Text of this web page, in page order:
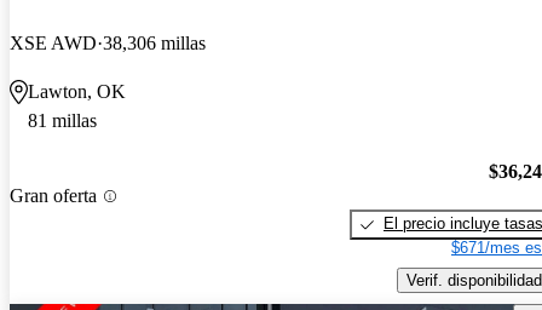
XSE AWD 38,306 millas
Lawton, OK
81 millas
Gran oferta
El precio incluye tasas
$671/mes
Verif. disponibilidad